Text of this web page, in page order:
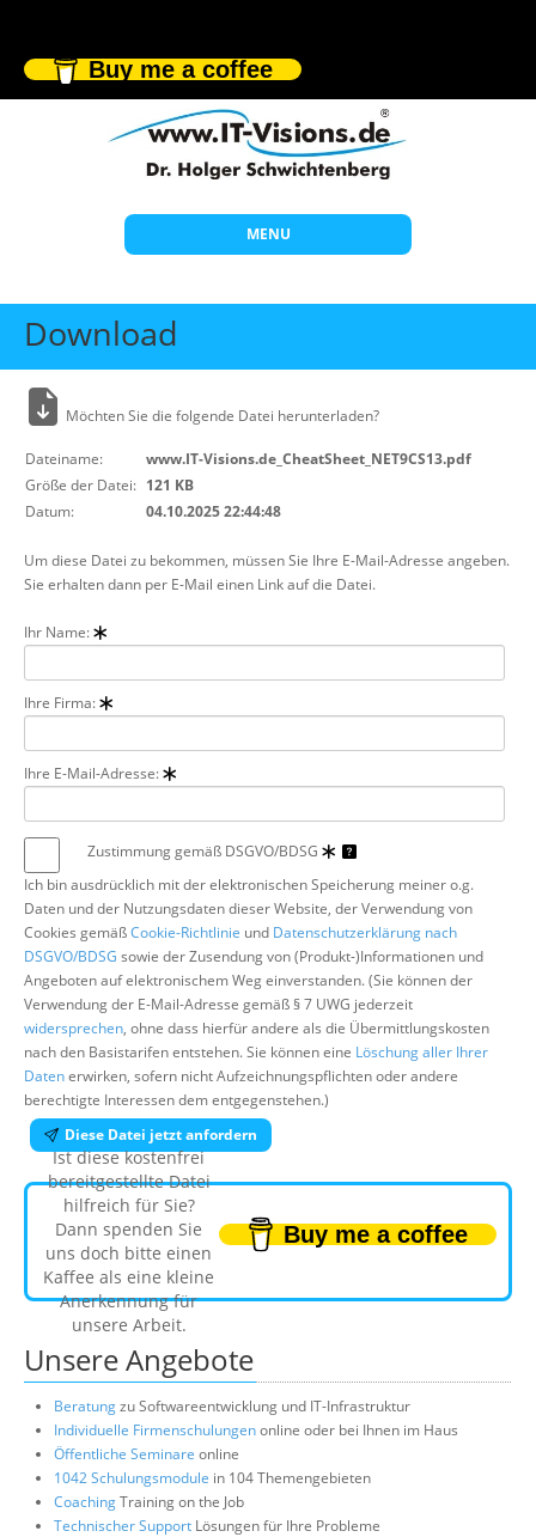
Buy me a coffee
MENU
Start
Themen
Offene Seminare
Wissen
Über uns
Download
Möchten Sie die folgende Datei herunterladen?
Dateiname:
www.IT-Visions.de_CheatSheet_NET9CS13.pdf
Größe der Datei: 121 KB
Datum:
04.10.2025 22:44:48
Um diese Datei zu bekommen, müssen Sie Ihre E-Mail-Adresse angeben.
Sie erhalten dann per E-Mail einen Link auf die Datei.
Ihr Name:
Ihre Firma:
Ihre E-Mail-Adresse:
Zustimmung gemäß DSGVO/BDSG
Ich bin ausdrücklich mit der elektronischen Speicherung meiner o.g.
Daten und der Nutzungsdaten dieser Website, der Verwendung von
Cookies gemäßCookie-Richtlinie und Datenschutzerklärung nach
DSGVO/BDSG sowie der Zusendung von (Produkt-)Informationen und
Angeboten auf elektronischem Weg einverstanden. (Sie können der
Verwendung der E-Mail-Adresse gemäß § 7 UWG jederzeit
widersprechen, ohne dass hierfür andere als die Übermittlungskosten
nach den Basistarifen entstehen. Sie können eine Löschung aller Ihrer
Datenerwirken, sofern nicht Aufzeichnungspflichten oder andere
berechtigte Interessen dem entgegenstehen.)
Diese Datei jetzt anfordern
Ist diese kostenfrei
bereitgestellte Datei
hilfreich für Sie?
Dann spenden Sie
uns doch bitte einen
Kaffee als eine kleine
Anerkennung für
unsere Arbeit.
Buy me a coffee
Unsere Angebote
Beratungzu Softwareentwicklung und IT-Infrastruktur
Individuelle Firmenschulungenonline oder bei Ihnen im Haus
Öffentliche Seminare online
1042 Schulungsmodule in 104 Themengebieten
CoachingTraining on the Job
Technischer Support Lösungen für Ihre Probleme